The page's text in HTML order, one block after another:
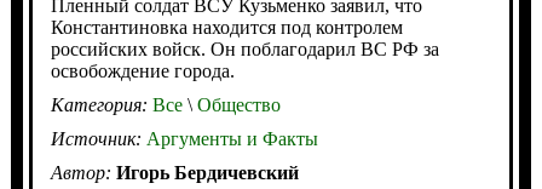
Пленный солдат ВСУ Кузьменко заявил, что
Константиновка находится под контролем
российских войск. Он поблагодарил ВС РФ за
освобождение города.
Категория: Все\Общество
Источник: Аргументы и Факты
Автор: Игорь Бердичевский